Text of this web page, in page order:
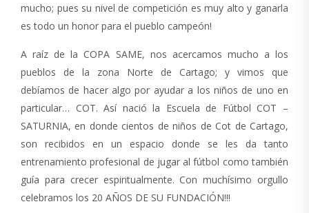
mucho; pues su nivel de competición es muy alto y ganarla
es todo un honor para el pueblo campeón!
A raíz de la COPA SAME, nos acercamos mucho a los
pueblos de la zona Norte de Cartago; y vimos que
debíamos de hacer algo por ayudar a los niños de uno en
particular… COT. Así nació la Escuela de Fútbol COT –
SATURNIA, en donde cientos de niños de Cot de Cartago,
son recibidos en un espacio donde se les da tanto
entrenamiento profesional de jugar al fútbol como también
guía para crecer espiritualmente. Con muchísimo orgullo
celebramos los 20 AÑOS DE SU FUNDACIÓN!!!